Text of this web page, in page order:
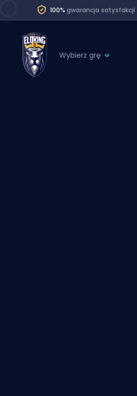
100% gwarancja satysfakcji
Wybierz grę